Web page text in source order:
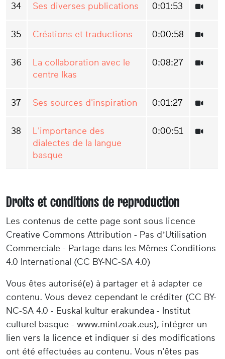
34 Ses diverses publications 0:01:53
35 Créations et traductions 0:00:58
36
La collaboration avec le
centre Ikas
0:08:27
37 Ses sources d'inspiration 0:01:27
38
L'importance des
dialectes de la langue
basque
0:00:51
Droits et conditions de reproduction
Les contenus de cette page sont sous licence
Creative Commons Attribution - Pas d’Utilisation
Commerciale - Partage dans les Mêmes Conditions
4.0 International (CC BY-NC-SA 4.0)
Vous êtes autorisé(e) à partager et à adapter ce
contenu. Vous devez cependant le créditer (CC BY-
NC-SA 4.0 - Euskal kultur erakundea - Institut
culturel basque - www.mintzoak.eus), intégrer un
lien vers la licence et indiquer si des modifications
ont été effectuées au contenu. Vous n'êtes pas